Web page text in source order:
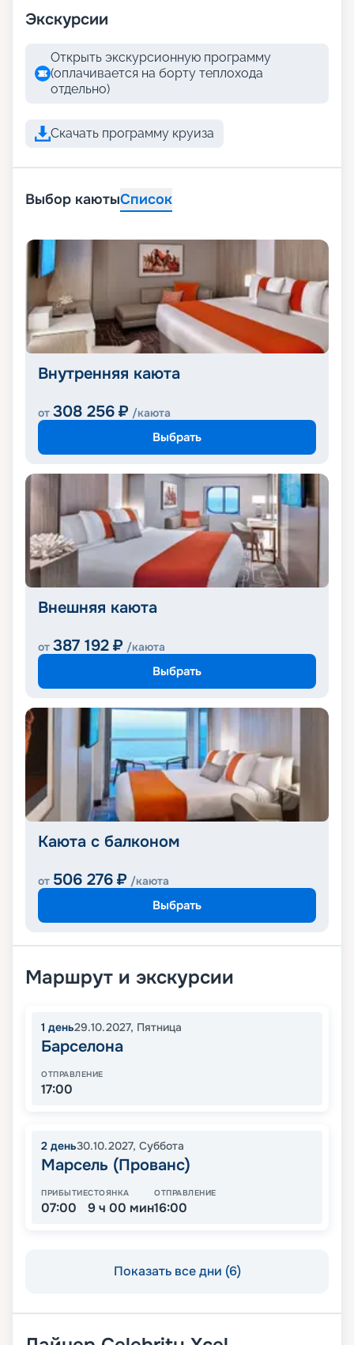
Экскурсии
Открыть экскурсионную программу
(оплачивается на борту теплохода
отдельно)
Скачать программу круиза
Выбор каютыСписок
Внутренняя каюта
от 308 256 ₽ /каюта
Выбрать
Внешняя каюта
от 387 192 ₽ /каюта
Выбрать
Каюта с балконом
от 506 276 ₽ /каюта
Выбрать
Маршрут и экскурсии
1 день29.10.2027, Пятница
Барселона
ОТПРАВЛЕНИЕ
17:00
2 день30.10.2027, Суббота
Марсель (Прованс)
ПРИБЫТИЕ
07:00
СТОЯНКА
9 ч 00 мин
ОТПРАВЛЕНИЕ
16:00
Показать все дни (6)